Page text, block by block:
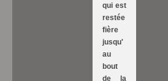
qui est
restée
fière
jusqu'
au
bout
de la